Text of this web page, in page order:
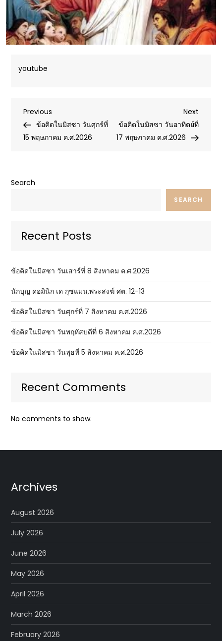
youtube
Post
navigation
Previous
Post
Previous
ข้อคิดในมิสซา วันศุกร์ที่
15 พฤษภาคม ค.ศ.2026
Next
Post
Next
ข้อคิดในมิสซา วันอาทิตย์ที่
17 พฤษภาคม ค.ศ.2026
Search
SEARCH
Recent Posts
ข้อคิดในมิสซา วันเสาร์ที่ 8 สิงหาคม ค.ศ.2026
นักบุญ ดอมินิก เด กุซแมน,พระสงฆ์ ศต. 12-13
ข้อคิดในมิสซา วันศุกร์ที่ 7 สิงหาคม ค.ศ.2026
ข้อคิดในมิสซา วันพฤหัสบดีที่ 6 สิงหาคม ค.ศ.2026
ข้อคิดในมิสซา วันพุธที่ 5 สิงหาคม ค.ศ.2026
Recent Comments
No comments to show.
Archives
August 2026
July 2026
June 2026
May 2026
April 2026
March 2026
February 2026